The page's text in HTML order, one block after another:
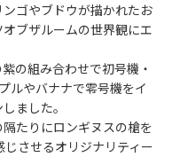
ゴやブドウが描かれたお
ブザルームの世界観にエ
の組み合わせで初号機・
ルやバナナで零号機をイ
ました。
たりにロンギヌスの槍を
じさせるオリジナリティー